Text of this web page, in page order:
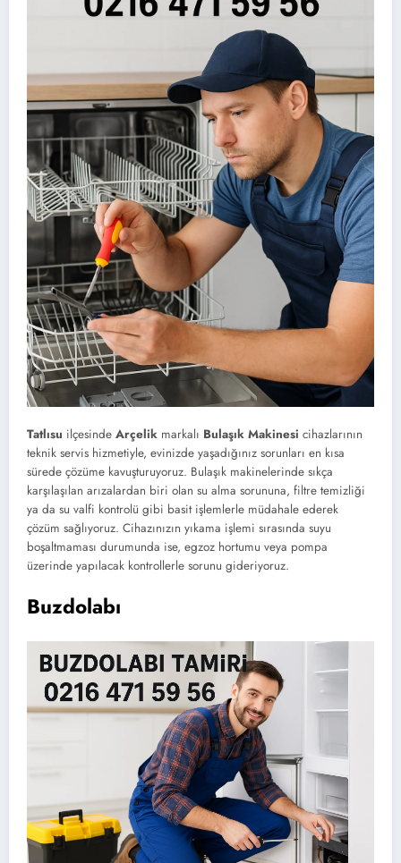
Tatlısu ilçesinde Arçelik markalı Bulaşık Makinesi cihazlarının
teknik servis hizmetiyle, evinizde yaşadığınız sorunları en kısa
sürede çözüme kavuşturuyoruz. Bulaşık makinelerinde sıkça
karşılaşılan arızalardan biri olan su alma sorununa, filtre temizliği
ya da su valfi kontrolü gibi basit işlemlerle müdahale ederek
çözüm sağlıyoruz. Cihazınızın yıkama işlemi sırasında suyu
boşaltmaması durumunda ise, egzoz hortumu veya pompa
üzerinde yapılacak kontrollerle sorunu gideriyoruz.
Buzdolabı